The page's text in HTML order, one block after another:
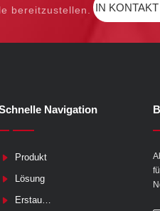
bereitzustellen. IN
Navigation
Produkt
Lösung
Erstausrüster